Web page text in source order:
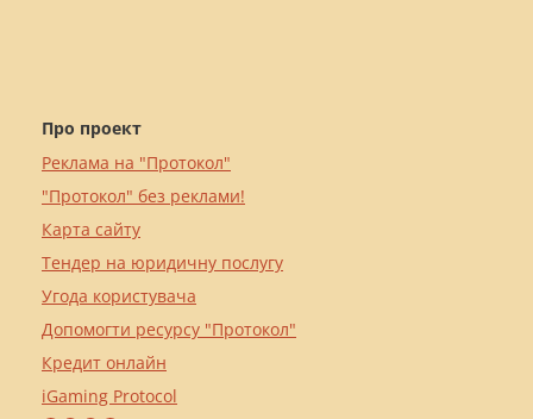
Про проект
Реклама на "Протокол"
"Протокол" без реклами!
Карта сайту
Тендер на юридичну послугу
Угода користувача
Допомогти ресурсу "Протокол"
Кредит онлайн
iGaming Protocol